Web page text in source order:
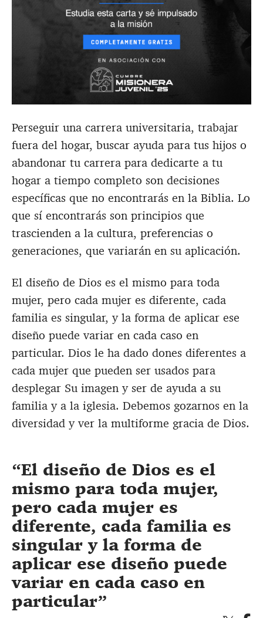
Perseguir una carrera universitaria, trabajar
fuera del hogar, buscar ayuda para tus hijos o
abandonar tu carrera para dedicarte a tu
hogar a tiempo completo son decisiones
específicas que no encontrarás en la Biblia. Lo
que sí encontrarás son principios que
trascienden a la cultura, preferencias o
generaciones, que variarán en su aplicación.
El diseño de Dios es el mismo para toda
mujer, pero cada mujer es diferente, cada
familia es singular, y la forma de aplicar ese
diseño puede variar en cada caso en
particular. Dios le ha dado dones diferentes a
cada mujer que pueden ser usados para
desplegar Su imagen y ser de ayuda a su
familia y a la iglesia. Debemos gozarnos en la
diversidad y ver la multiforme gracia de Dios.
El diseño de Dios es el
mismo para toda mujer,
pero cada mujer es
diferente, cada familia es
singular y la forma de
aplicar ese diseño puede
variar en cada caso en
particular